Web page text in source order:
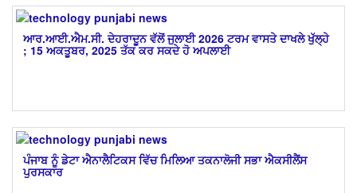
ਆਰ.ਆਈ.ਐਮ.ਸੀ. ਦੇਹਰਾਦੂਨ ਵੱਲੋਂ ਜੁਲਾਈ 2026 ਟਰਮ ਵਾਸਤੇ ਦਾਖਲੇ ਖੁੱਲ੍ਹੇ
; 15 ਅਕਤੂਬਰ, 2025 ਤੱਕ ਕਰ ਸਕਦੇ ਹੋ ਅਪਲਾਈ
ਪੰਜਾਬ ਨੂੰ ਡੇਟਾ ਐਨਾਲੈਟਿਕਸ ਵਿੱਚ ਮਿਲਿਆ ਤਕਨਾਲੋਜੀ ਸਭਾ ਐਕਸੀਲੈਂਸ
ਪੁਰਸਕਾਰ